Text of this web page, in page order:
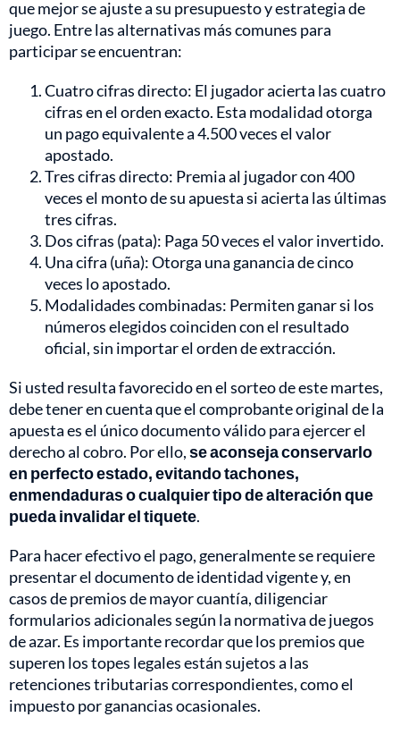
que mejor se ajuste a su presupuesto y estrategia de
juego. Entre las alternativas más comunes para
participar se encuentran:
Cuatro cifras directo: El jugador acierta las cuatro
cifras en el orden exacto. Esta modalidad otorga
un pago equivalente a 4.500 veces el valor
apostado.
Tres cifras directo: Premia al jugador con 400
veces el monto de su apuesta si acierta las últimas
tres cifras.
Dos cifras (pata): Paga 50 veces el valor invertido.
Una cifra (uña): Otorga una ganancia de cinco
veces lo apostado.
Modalidades combinadas: Permiten ganar si los
números elegidos coinciden con el resultado
oficial, sin importar el orden de extracción.
Si usted resulta favorecido en el sorteo de este martes,
debe tener en cuenta que el comprobante original de la
apuesta es el único documento válido para ejercer el
derecho al cobro. Por ello,se aconseja conservarlo
en perfecto estado, evitando tachones,
enmendaduras o cualquier tipo de alteración que
pueda invalidar el tiquete.
Para hacer efectivo el pago, generalmente se requiere
presentar el documento de identidad vigente y, en
casos de premios de mayor cuantía, diligenciar
formularios adicionales según la normativa de juegos
de azar. Es importante recordar que los premios que
superen los topes legales están sujetos a las
retenciones tributarias correspondientes, como el
impuesto por ganancias ocasionales.